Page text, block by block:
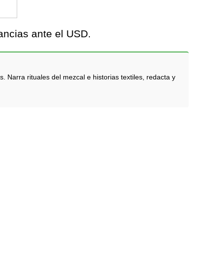
ante el USD.
Narra rituales del mezcal e historias textiles, redacta y